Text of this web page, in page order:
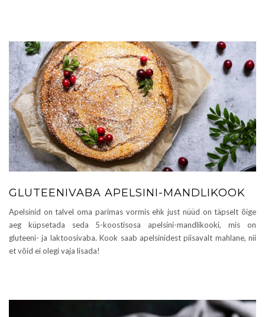
GLUTEENIVABA APELSINI-MANDLIKOOK
Apelsinid on talvel oma parimas vormis ehk just nüüd on täpselt õige
aeg küpsetada seda 5-koostisosa apelsini-mandlikooki, mis on
gluteeni- ja laktoosivaba. Kook saab apelsinidest piisavalt mahlane, nii
et võid ei olegi vaja lisada!